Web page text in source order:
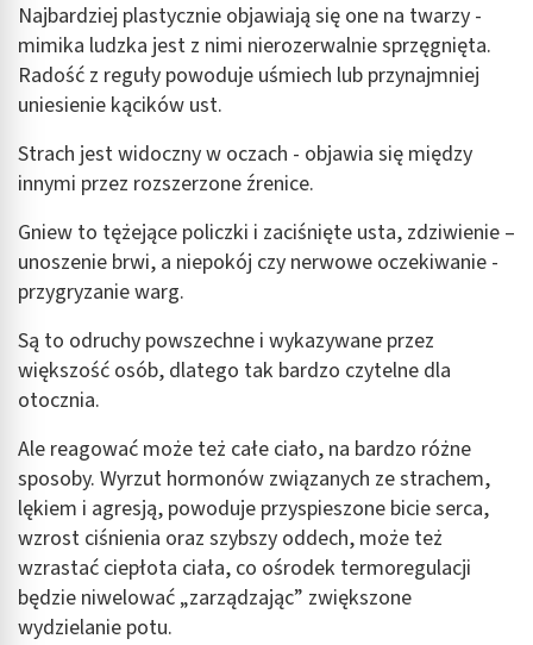
Najbardziej plastycznie objawiają się one na twarzy -
mimika ludzka jest z nimi nierozerwalnie sprzęgnięta.
Radość z reguły powoduje uśmiech lub przynajmniej
uniesienie kącików ust.
Strach jest widoczny w oczach - objawia się między
innymi przez rozszerzone źrenice.
Gniew to tężejące policzki i zaciśnięte usta, zdziwienie –
unoszenie brwi, a niepokój czy nerwowe oczekiwanie -
przygryzanie warg.
Są to odruchy powszechne i wykazywane przez
większość osób, dlatego tak bardzo czytelne dla
otocznia.
Ale reagować może też całe ciało, na bardzo różne
sposoby. Wyrzut hormonów związanych ze strachem,
lękiem i agresją, powoduje przyspieszone bicie serca,
wzrost ciśnienia oraz szybszy oddech, może też
wzrastać ciepłota ciała, co ośrodek termoregulacji
będzie niwelować „zarządzając” zwiększone
wydzielanie potu.